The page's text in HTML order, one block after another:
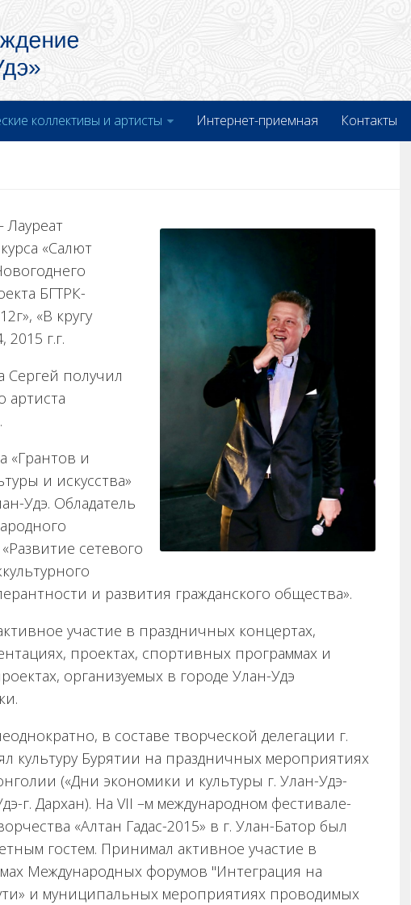
коллективы и артисты Интернет-приемная Контакты
«Салют
БГТРК-
«В кругу
2015 г.г.
Сергей получил
артиста
«Грантов и
и искусства»
Удэ. Обладатель
сетевого
и развития гражданского общества».
участие в праздничных концертах,
проектах, спортивных программах и
организуемых в городе Улан-Удэ
в составе творческой делегации г.
культуру Бурятии на праздничных мероприятиях
(«Дни экономики и культуры г. Улан-Удэ-
г. Дархан). На VII –м международном фестивале-
«Алтан Гадас-2015» в г. Улан-Батор был
гостем. Принимал активное участие в
Международных форумов "Интеграция на
и муниципальных мероприятиях проводимых